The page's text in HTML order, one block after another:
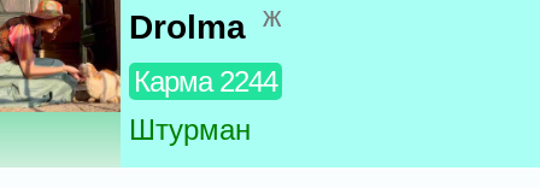
Drolma ж
Карма 2244
Штурман